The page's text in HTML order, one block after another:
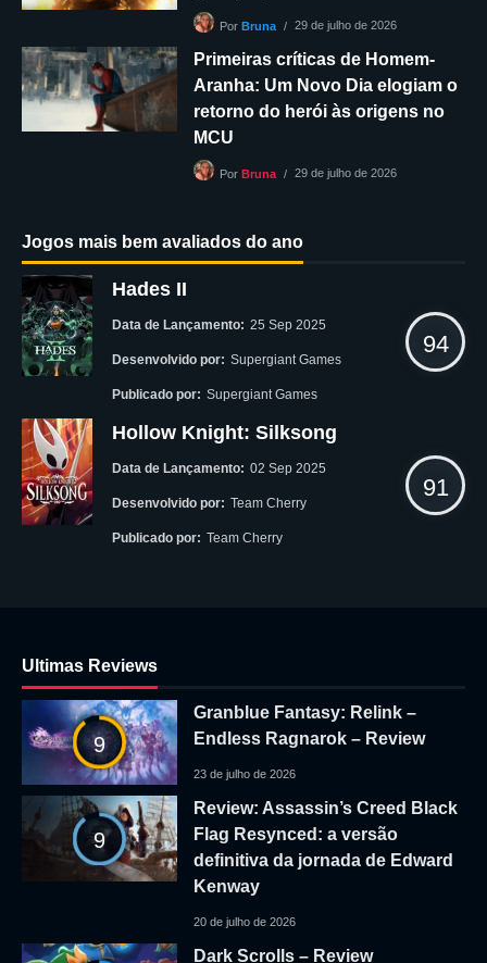
Por Bruna 29 de julho de 2026
Primeiras críticas de Homem-
Aranha: Um Novo Dia elogiam o
retorno do herói às origens no
MCU
Por Bruna 29 de julho de 2026
Jogos mais bem avaliados do ano
Hades II
Data de Lançamento: 25 Sep 2025
Desenvolvido por: Supergiant Games
Publicado por: Supergiant Games
94
Hollow Knight: Silksong
Data de Lançamento: 02 Sep 2025
Desenvolvido por: Team Cherry
Publicado por: Team Cherry
91
Ultimas Reviews
9
Granblue Fantasy: Relink –
Endless Ragnarok – Review
23 de julho de 2026
9
Review: Assassin’s Creed Black
Flag Resynced: a versão
definitiva da jornada de Edward
Kenway
20 de julho de 2026
Dark Scrolls – Review